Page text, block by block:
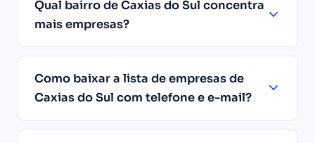
Qual bairro de Caxias do Sul concentra
mais empresas?
Como baixar a lista de empresas de
Caxias do Sul com telefone e e-mail?